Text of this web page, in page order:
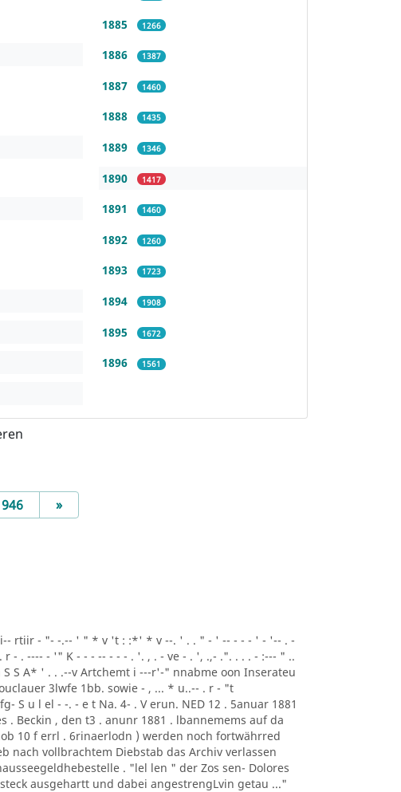
1885 1266
1886 1387
1887 1460
1888 1435
1889 1346
1890 1417
1891 1460
1892 1260
1893 1723
1894 1908
1895 1672
1896 1561
946 »Next
rtiir - "- -.-- ' " * v 't : :*' * v --. ' . . " - ' -- - - - ' - '-- . -
- . ---- - '" K - - - -- - - - . '. , . - ve - . ', .,- .". . . . - :--- " ..
S S A* ' . . .--v Artchemt i ---r'-" nnabme oon Inserateu
3lwfe 1bb. sowie - , ... * u..-- . r - "t
S u l el - -. - e t Na. 4- . V erun. NED 12 . 5anuar 1881
. Beckin , den t3 . anunr 1881 . lbannemems auf da
10 f errl . 6rinaerlodn ) werden noch fortwährred
nach vollbrachtem Diebstab das Archiv verlassen
. "lel len " der Zos sen- Dolores
ausgehartt und dabei angestrengLvin getau ..."